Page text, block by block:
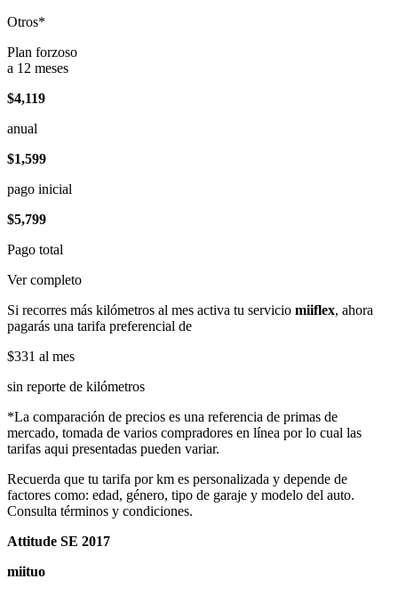
Otros*
Plan forzoso
a 12 meses
$4,119
anual
$1,599
pago inicial
$5,799
Pago total
Ver completo
Si recorres más kilómetros al mes activa tu servicio miiflex, ahora
pagarás una tarifa preferencial de
$331 al mes
sin reporte de kilómetros
*La comparación de precios es una referencia de primas de
mercado, tomada de varios compradores en línea por lo cual las
tarifas aqui presentadas pueden variar.
Recuerda que tu tarifa por km es personalizada y depende de
factores como: edad, género, tipo de garaje y modelo del auto.
Consulta términos y condiciones.
Attitude SE 2017
miituo